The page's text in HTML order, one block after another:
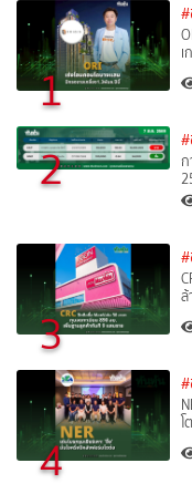
1
2
3
4
โ